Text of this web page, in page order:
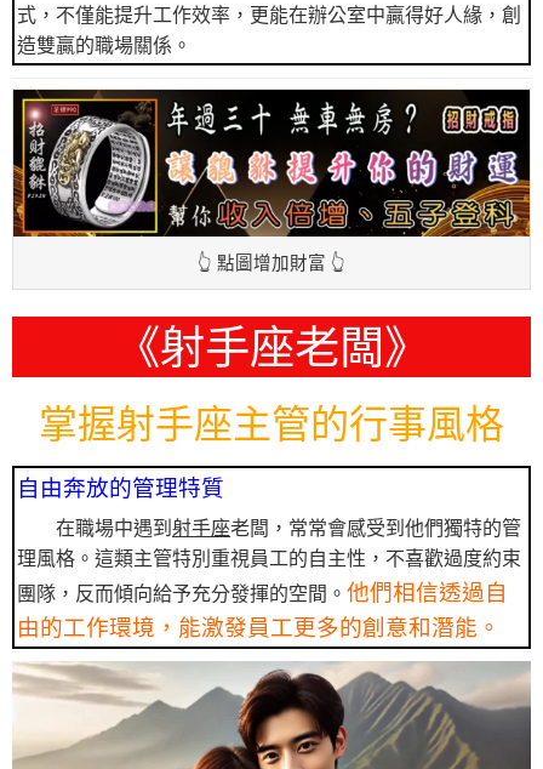
式，不僅能提升工作效率，更能在辦公室中贏得好人緣，創
造雙贏的職場關係。
👆 點圖增加財富 👆
《射手座老闆》
掌握射手座主管的行事風格
自由奔放的管理特質
在職場中遇到射手座老闆，常常會感受到他們獨特的管
理風格。這類主管特別重視員工的自主性，不喜歡過度約束
團隊，反而傾向給予充分發揮的空間。 他們相信透過自
由的工作環境，能激發員工更多的創意和潛能。